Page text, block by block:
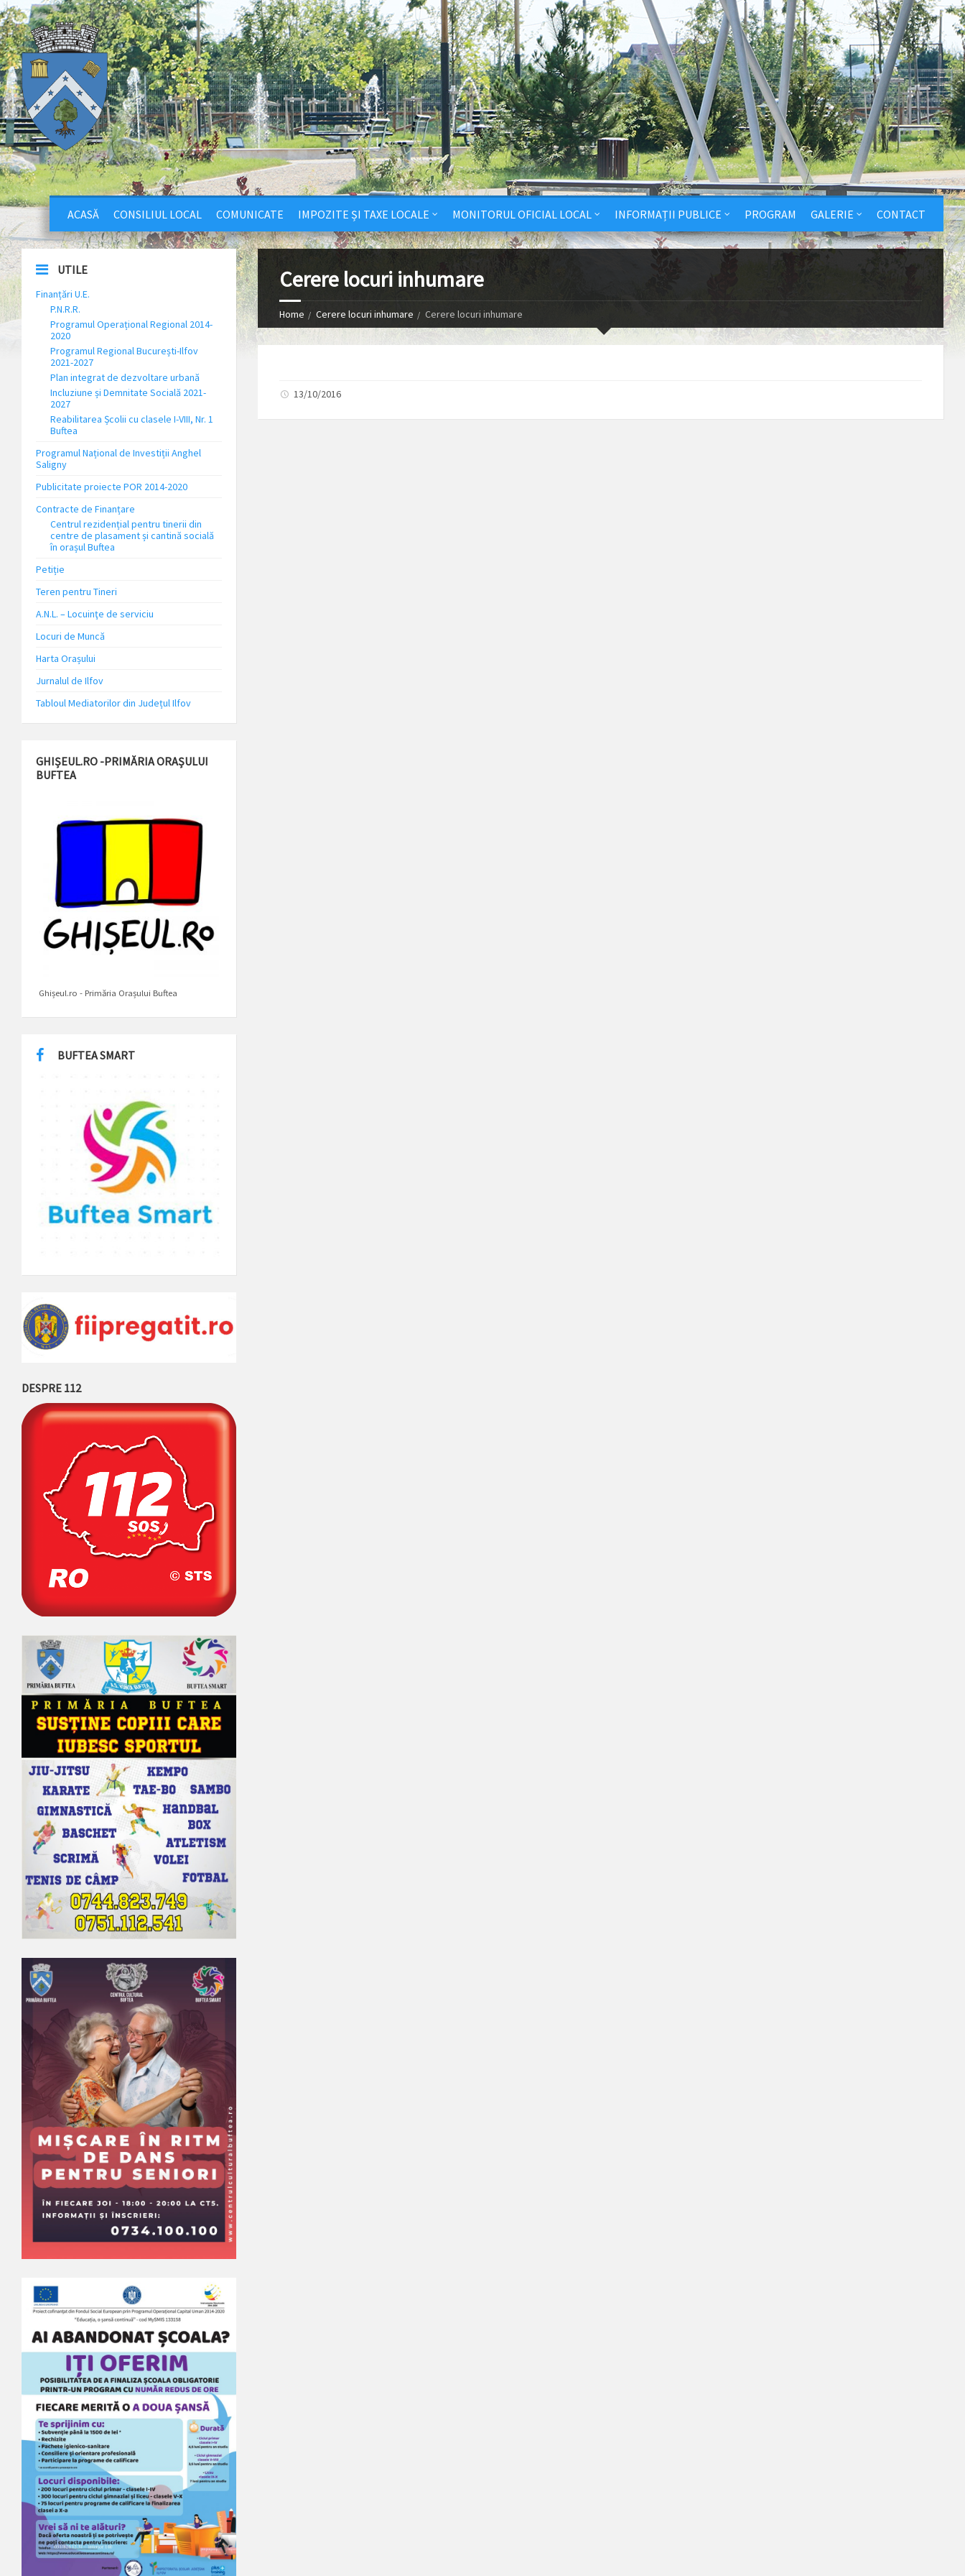
ACASĂ CONSILIUL LOCAL COMUNICATE IMPOZITE ȘI TAXE LOCALE MONITORUL OFICIAL LOCAL INFORMAȚII PUBLICE PROGRAM GALERIE CONTACT
Cerere locuri inhumare
Home Cerere locuri inhumare Cerere locuri inhumare
13/10/2016
UTILE
Finanțări U.E.
P.N.R.R.
Programul Operațional Regional 2014-
2020
Programul Regional București-Ilfov
2021-2027
Plan integrat de dezvoltare urbană
Incluziune și Demnitate Socială 2021-
2027
Reabilitarea Școlii cu clasele I-VIII, Nr. 1
Buftea
Programul Național de Investiții Anghel
Saligny
Publicitate proiecte POR 2014-2020
Contracte de Finanțare
Centrul rezidențial pentru tinerii din
centre de plasament și cantină socială
în orașul Buftea
Petiție
Teren pentru Tineri
A.N.L. – Locuinţe de serviciu
Locuri de Muncă
Harta Orașului
Jurnalul de Ilfov
Tabloul Mediatorilor din Județul Ilfov
GHIȘEUL.RO -PRIMĂRIA ORAȘULUI
BUFTEA
Ghișeul.ro - Primăria Orașului Buftea
BUFTEA SMART
DESPRE 112